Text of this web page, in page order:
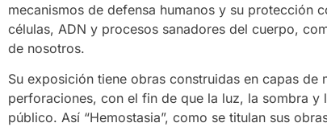
mecanismos de defensa humanos y su protección
células, ADN y procesos sanadores del cuerpo,
de nosotros.
Su exposición tiene obras construidas en capas
perforaciones, con el fin de que la luz, la sombra
público. Así “Hemostasia”, como se titulan sus